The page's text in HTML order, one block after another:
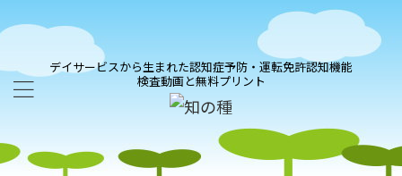
デイサービスから生まれた認知症予防・運転免許認知機能
検査動画と無料プリント